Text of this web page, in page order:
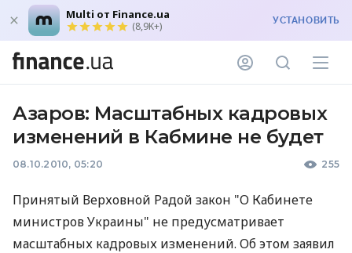
Multi от Finance.ua
(8,9K+) УСТАНОВИТЬ
Азаров: Масштабных кадровых
изменений в Кабмине не будет
08.10.2010, 05:20 255
Принятый Верховной Радой закон "О Кабинете
министров Украины" не предусматривает
масштабных кадровых изменений. Об этом заявил